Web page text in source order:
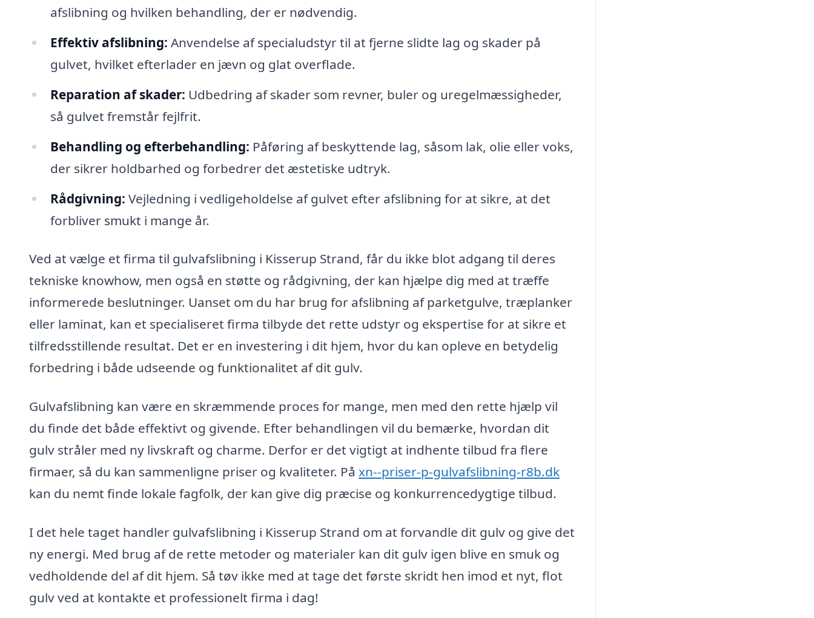
afslibning og hvilken behandling, der er nødvendig.
Effektiv afslibning: Anvendelse af specialudstyr til at fjerne slidte lag og skader på
gulvet, hvilket efterlader en jævn og glat overflade.
Reparation af skader: Udbedring af skader som revner, buler og uregelmæssigheder,
så gulvet fremstår fejlfrit.
Behandling og efterbehandling: Påføring af beskyttende lag, såsom lak, olie eller voks,
der sikrer holdbarhed og forbedrer det æstetiske udtryk.
Rådgivning: Vejledning i vedligeholdelse af gulvet efter afslibning for at sikre, at det
forbliver smukt i mange år.
Ved at vælge et firma til gulvafslibning i Kisserup Strand, får du ikke blot adgang til deres
tekniske knowhow, men også en støtte og rådgivning, der kan hjælpe dig med at træffe
informerede beslutninger. Uanset om du har brug for afslibning af parketgulve, træplanker
eller laminat, kan et specialiseret firma tilbyde det rette udstyr og ekspertise for at sikre et
tilfredsstillende resultat. Det er en investering i dit hjem, hvor du kan opleve en betydelig
forbedring i både udseende og funktionalitet af dit gulv.
Gulvafslibning kan være en skræmmende proces for mange, men med den rette hjælp vil
du finde det både effektivt og givende. Efter behandlingen vil du bemærke, hvordan dit
gulv stråler med ny livskraft og charme. Derfor er det vigtigt at indhente tilbud fra flere
firmaer, så du kan sammenligne priser og kvaliteter. På xn--priser-p-gulvafslibning-r8b.dk
kan du nemt finde lokale fagfolk, der kan give dig præcise og konkurrencedygtige tilbud.
I det hele taget handler gulvafslibning i Kisserup Strand om at forvandle dit gulv og give det
ny energi. Med brug af de rette metoder og materialer kan dit gulv igen blive en smuk og
vedholdende del af dit hjem. Så tøv ikke med at tage det første skridt hen imod et nyt, flot
gulv ved at kontakte et professionelt firma i dag!